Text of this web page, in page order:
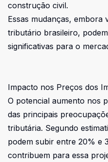
construção civil.
Essas mudanças, embora
tributário brasileiro,
significativas para o
Impacto nos Preços dos
O potencial aumento nos
das principais
tributária. Segundo
podem subir entre 20% e
contribuem para essa